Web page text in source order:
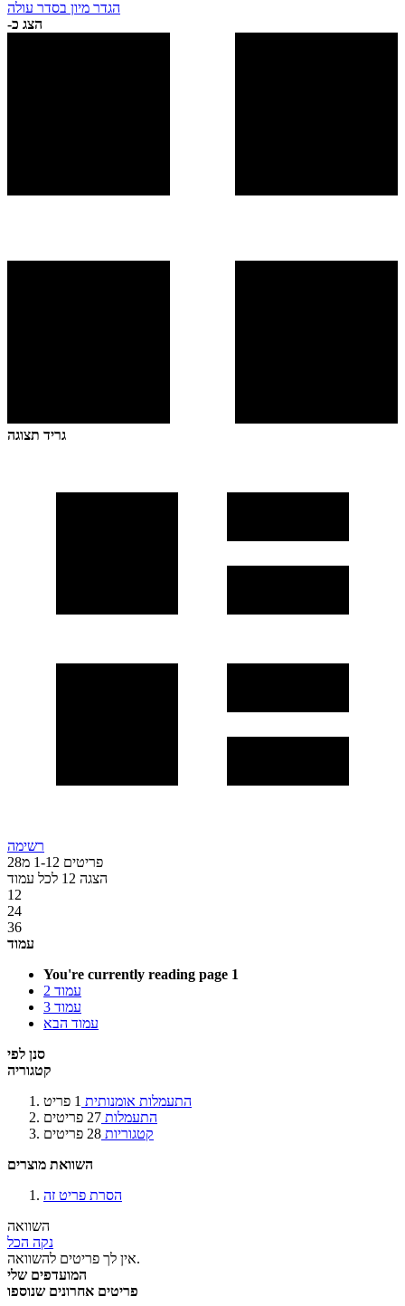
הגדר מיון בסדר עולה
הצג כ-
גריד תצוגה
רשימה
פריטים
1-12 מ28
הצגה 12 לכל עמוד
12
24
36
עמוד
You're currently reading page 1
עמוד 2
עמוד 3
עמוד הבא
סנן לפי
קטגוריה
התעמלות אומנותית 1 פריט
התעמלות 27 פריטים
קטגוריות 28 פריטים
השוואת מוצרים
הסרת פריט זה
השוואה
נקה הכל
אין לך פריטים להשוואה.
המועדפים שלי
פריטים אחרונים שנוספו